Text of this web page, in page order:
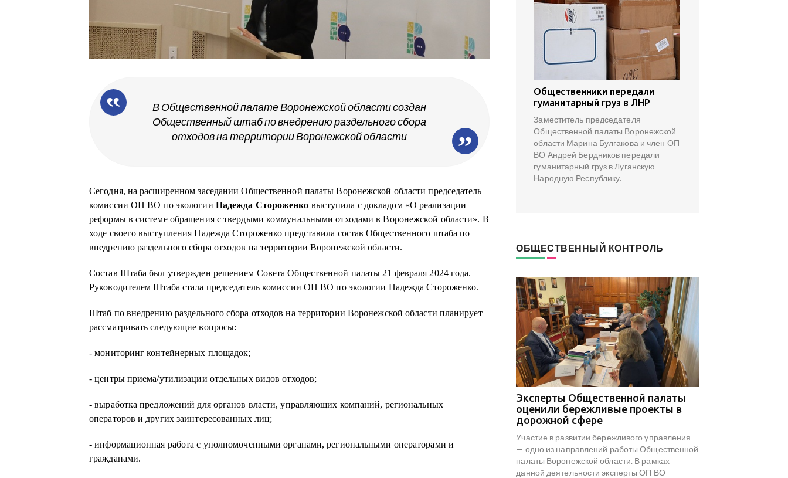
В Общественной палате Воронежской области создан
Общественный штаб по внедрению раздельного сбора
отходов на территории Воронежской области
Сегодня, на расширенном заседании Общественной палаты Воронежской области председатель
комиссии ОП ВО по экологии Надежда Стороженко выступила с докладом «О реализации
реформы в системе обращения с твердыми коммунальными отходами в Воронежской области». В
ходе своего выступления Надежда Стороженко представила состав Общественного штаба по
внедрению раздельного сбора отходов на территории Воронежской области.
Состав Штаба был утвержден решением Совета Общественной палаты 21 февраля 2024 года.
Руководителем Штаба стала председатель комиссии ОП ВО по экологии Надежда Стороженко.
Штаб по внедрению раздельного сбора отходов на территории Воронежской области планирует
рассматривать следующие вопросы:
- мониторинг контейнерных площадок;
- центры приема/утилизации отдельных видов отходов;
- выработка предложений для органов власти, управляющих компаний, региональных
операторов и других заинтересованных лиц;
- информационная работа с уполномоченными органами, региональными операторами и
гражданами.
Общественники передали
гуманитарный груз в ЛНР
Заместитель председателя
Общественной палаты Воронежской
области Марина Булгакова и член ОП
ВО Андрей Бердников передали
гуманитарный груз в Луганскую
Народную Республику.
ОБЩЕСТВЕННЫЙ КОНТРОЛЬ
за жизнь» проверили женскую
комиссии по демографии, защите семьи,
Эксперты Общественной палаты
оценили бережливые проекты в
дорожной сфере
Участие в развитии бережливого управления
— одно из направлений работы Общественной
палаты Воронежской области. В рамках
данной деятельности эксперты ОП ВО